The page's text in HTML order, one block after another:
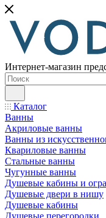
Интернет-магазин
Каталог
Ванны
Акриловые ванны
Ванны из
Квариловые ванны
Стальные ванны
Чугунные ванны
Душевые кабины и
Душевые двери в нишу
Душевые кабины
Душевые перегородки